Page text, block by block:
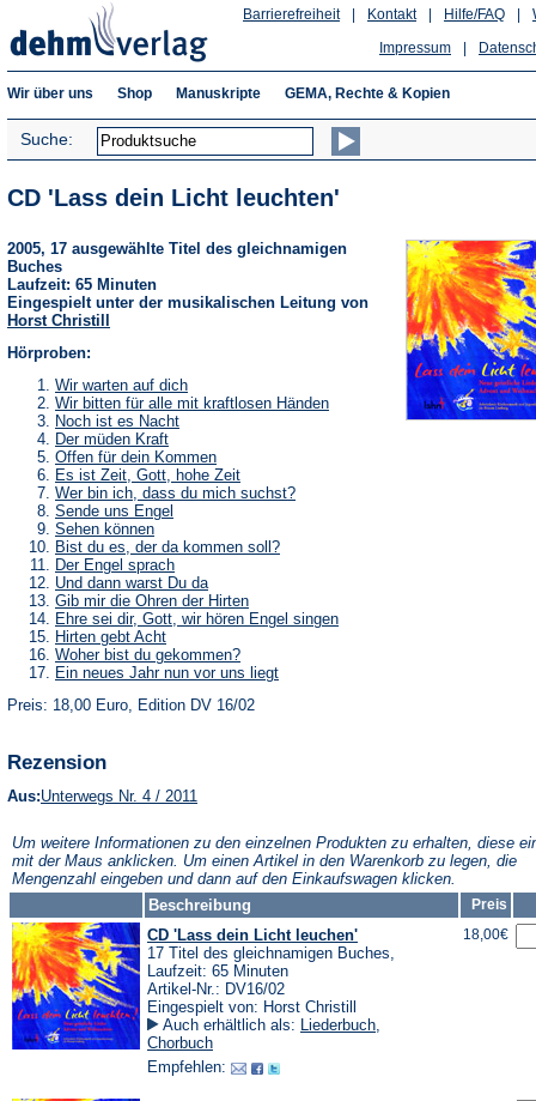
Hilfe/FAQ
Kontakt
Barrierefreiheit
Impressum
Wir über uns Shop Manuskripte GEMA, Rechte & Kopien
Suche:
CD 'Lass dein Licht leuchten'
2005, 17 ausgewählte Titel des gleichnamigen
Buches
Laufzeit: 65 Minuten
Eingespielt unter der musikalischen Leitung von
Horst Christill
Hörproben:
Wir warten auf dich(Öffnet
in
Tab)
Wir bitten für alle mit kraftlosen Händen(Öffnet
Noch ist es Nacht(Öffnet
einem
neuen
Tab)
Der müden Kraft(Öffnet
in
einem
neuen
Tab)
Offen für dein Kommen(Öffnet
in
einem
neuen
Es ist Zeit, Gott, hohe Zeit(Öffnet
in
Tab)
Wer bin ich, dass du mich suchst?(Öffnet
Sende uns Engel
einem
neuen
Tab)
Sehen können(Öffnet
in
einem
neuen
Tab)
Bist du es, der da kommen soll?(Öffnet
Tab)
Der Engel sprach(Öffnet
in
einem
neuen
Tab)
Und dann warst Du da(Öffnet
in
einem
neuen
Tab)
Gib mir die Ohren der Hirten(Öffnet
in
einem
Tab)
Ehre sei dir, Gott, wir hören Engel singen(Öffnet
Hirten gebt Acht(Öffnet
in
einem
neuen
Tab)
Woher bist du gekommen?(Öffnet
in
einem
neuen
Ein neues Jahr nun vor uns liegt(Öffnet
Preis: 18,00 Euro, Edition DV 16/02
Rezension
Aus:Unterwegs Nr. 4 / 2011
neuen
Tab)
Um weitere Informationen zu den einzelnen Produkten zu erhalten, diese
mit der Maus anklicken. Um einen Artikel in den Warenkorb zu legen, die
Mengenzahl eingeben und dann auf den Einkaufswagen klicken.
Beschreibung
Preis
CD 'Lass dein Licht leuchen'
17 Titel des gleichnamigen Buches,
Laufzeit: 65 Minuten
Artikel-Nr.: DV16/02
Eingespielt von: Horst Christill
Auch erhältlich als: Liederbuch,
Chorbuch
Empfehlen:
18,00€